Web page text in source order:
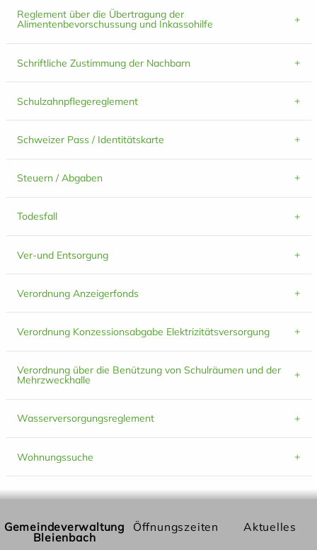
Reglement über die Übertragung der
Alimentenbevorschussung und Inkassohilfe
Schriftliche Zustimmung der Nachbarn
Schulzahnpflegereglement
Schweizer Pass / Identitätskarte
Steuern / Abgaben
Todesfall
Ver-und Entsorgung
Verordnung Anzeigerfonds
Verordnung Konzessionsabgabe Elektrizitätsversorgung
Verordnung über die Benützung von Schulräumen und der
Mehrzweckhalle
Wasserversorgungsreglement
Wohnungssuche
Gemeindeverwaltung
Bleienbach
Öffnungszeiten Aktuelles